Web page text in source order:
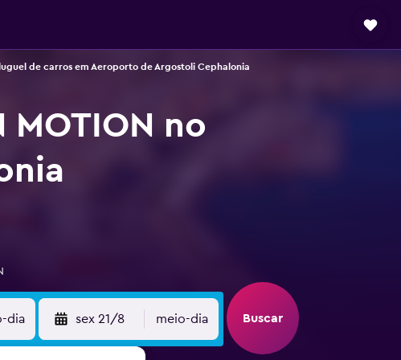
de carros em Aeroporto de Argostoli Cephalonia
MOTION no
dia sex 21/8 meio-dia Buscar